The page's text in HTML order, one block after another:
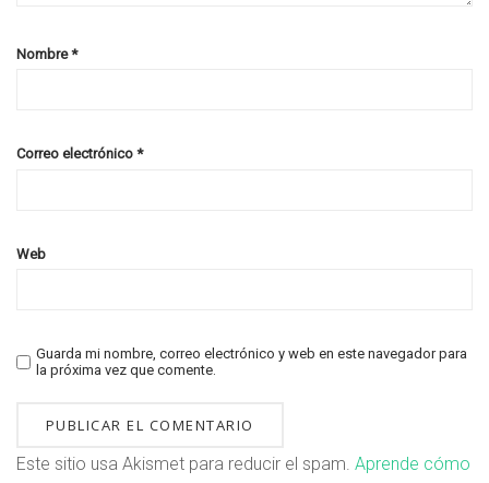
Nombre*
Correo electrónico *
Web
Guarda mi nombre, correo electrónico y web en este navegador para
la próxima vez que comente.
Este sitio usa Akismet para reducir el spam. Aprende cómo